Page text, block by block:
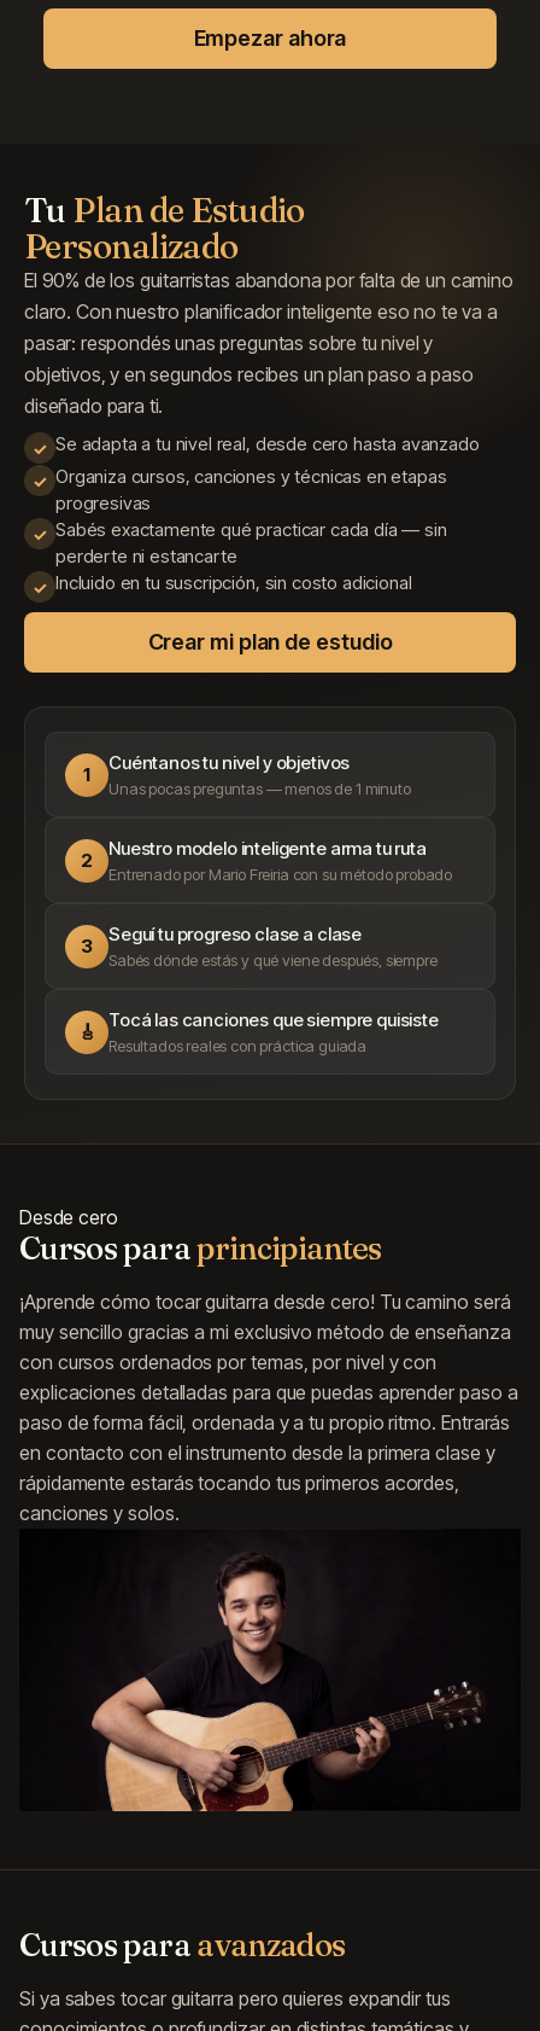
Empezar ahora
Tu Plan de Estudio
Personalizado
El 90% de los guitarristas abandona por falta de un camino
claro. Con nuestro planificador inteligente eso no te va a
pasar: respondés unas preguntas sobre tu nivel y
objetivos, y en segundos recibes un plan paso a paso
diseñado para ti.
✓ Se adapta a tu nivel real, desde cero hasta avanzado
✓ Organiza cursos, canciones y técnicas en etapas
progresivas
✓ Sabés exactamente qué practicar cada día — sin
perderte ni estancarte
✓ Incluido en tu suscripción, sin costo adicional
Crear mi plan de estudio
1 Cuéntanos tu nivel y objetivos
Unas pocas preguntas — menos de 1 minuto
2 Nuestro modelo inteligente arma tu ruta
Entrenado por Mario Freiria con su método probado
3 Seguí tu progreso clase a clase
Sabés dónde estás y qué viene después, siempre
🎸 Tocá las canciones que siempre quisiste
Resultados reales con práctica guiada
Desde cero
Cursos paraprincipiantes
¡Aprende cómo tocar guitarra desde cero! Tu camino será
muy sencillo gracias a mi exclusivo método de enseñanza
con cursos ordenados por temas, por nivel y con
explicaciones detalladas para que puedas aprender paso a
paso de forma fácil, ordenada y a tu propio ritmo. Entrarás
en contacto con el instrumento desde la primera clase y
rápidamente estarás tocando tus primeros acordes,
canciones y solos.
Cursos paraavanzados
Si ya sabes tocar guitarra pero quieres expandir tus